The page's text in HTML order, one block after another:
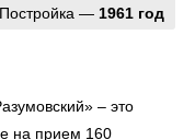
Постройка — 1961 год
– это
на прием 160